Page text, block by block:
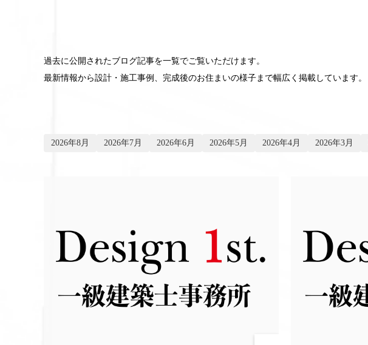
過去に公開されたブログ記事を一覧でご覧いただけます。
最新情報から設計・施工事例、完成後のお住まいの様子まで幅広く掲載しています。
2026年8月 2026年7月 2026年6月 2026年5月 2026年4月 2026年3月